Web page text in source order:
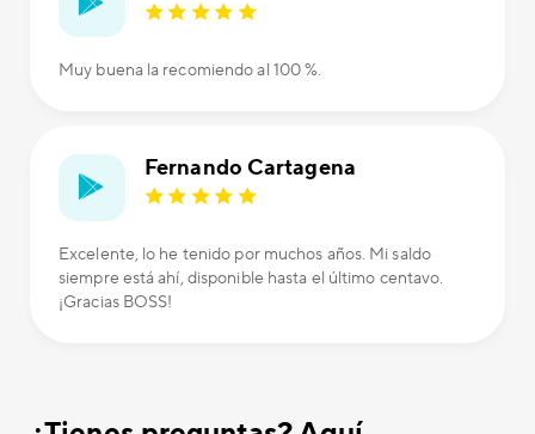
Muy buena la recomiendo al 100 %.
Fernando Cartagena
Excelente, lo he tenido por muchos años. Mi saldo
siempre está ahí, disponible hasta el último centavo.
¡Gracias BOSS!